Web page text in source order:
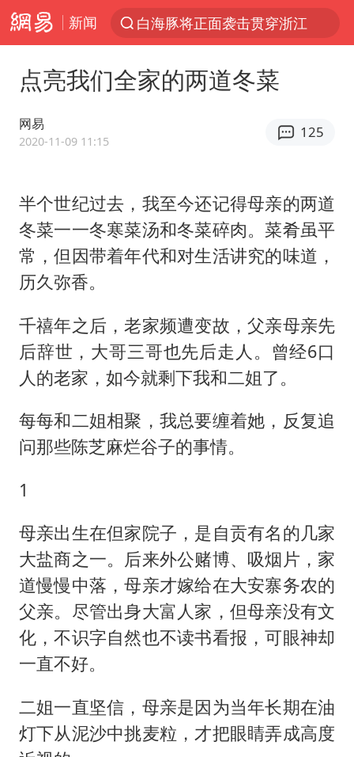
新闻
白海豚将正面袭击贯穿浙江
女主硬加吻戏短剧已下架
香港宏福苑火灾或由烟头引起
中国父女泰国骑摩托车坠崖1死1伤
浙江台州《告全体市民书》
郑丽文：台湾从来没有“独立”过
黄金创今年来最大单周涨幅
《给阿嬷的情书》售后来了
多个明星演唱会取消
制冰厂工人旺季能月入一万三
习近平心系体育强国建设
点亮我们全家的两道冬菜
网易
2020-11-09 11:15
125
半个世纪过去，我至今还记得母亲的两道
冬菜一一冬寒菜汤和冬菜碎肉。菜肴虽平
常，但因带着年代和对生活讲究的味道，
历久弥香。
千禧年之后，老家频遭变故，父亲母亲先
后辞世，大哥三哥也先后走人。曾经6口
人的老家，如今就剩下我和二姐了。
每每和二姐相聚，我总要缠着她，反复追
问那些陈芝麻烂谷子的事情。
1
母亲出生在但家院子，是自贡有名的几家
大盐商之一。后来外公赌博、吸烟片，家
道慢慢中落，母亲才嫁给在大安寨务农的
父亲。尽管出身大富人家，但母亲没有文
化，不识字自然也不读书看报，可眼神却
一直不好。
二姐一直坚信，母亲是因为当年长期在油
灯下从泥沙中挑麦粒，才把眼睛弄成高度